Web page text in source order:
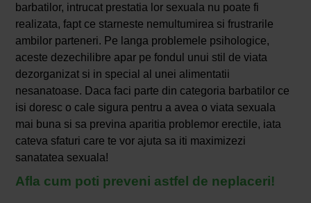
barbatilor, intrucat prestatia lor sexuala nu poate fi
realizata, fapt ce starneste nemultumirea si frustrarile
ambilor parteneri. Pe langa problemele psihologice,
aceste dezechilibre apar pe fondul unui stil de viata
dezorganizat si in special al unei alimentatii
nesanatoase. Daca faci parte din categoria barbatilor ce
isi doresc o cale sigura pentru a avea o viata sexuala
mai buna si sa previna aparitia problemor erectile, iata
cateva sfaturi care te vor ajuta sa iti maximizezi
sanatatea sexuala!
Afla cum poti preveni astfel de neplaceri!